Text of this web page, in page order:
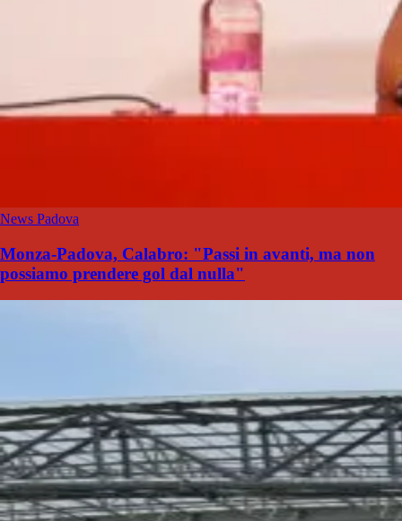
News Padova
Monza-Padova, Calabro: "Passi in avanti, ma non
possiamo prendere gol dal nulla"